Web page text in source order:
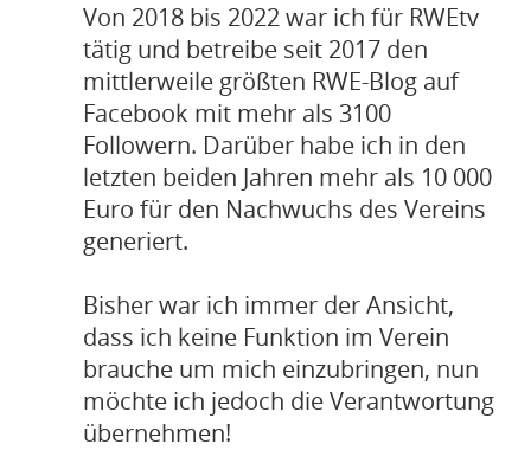
Von 2018 bis 2022 war ich für RWEtv
tätig und betreibe seit 2017 den
mittlerweile größten RWE-Blog auf
Facebook mit mehr als 3100
Followern. Darüber habe ich in den
letzten beiden Jahren mehr als 10 000
Euro für den Nachwuchs des Vereins
generiert.
Bisher war ich immer der Ansicht,
dass ich keine Funktion im Verein
brauche um mich einzubringen, nun
möchte ich jedoch die Verantwortung
übernehmen!